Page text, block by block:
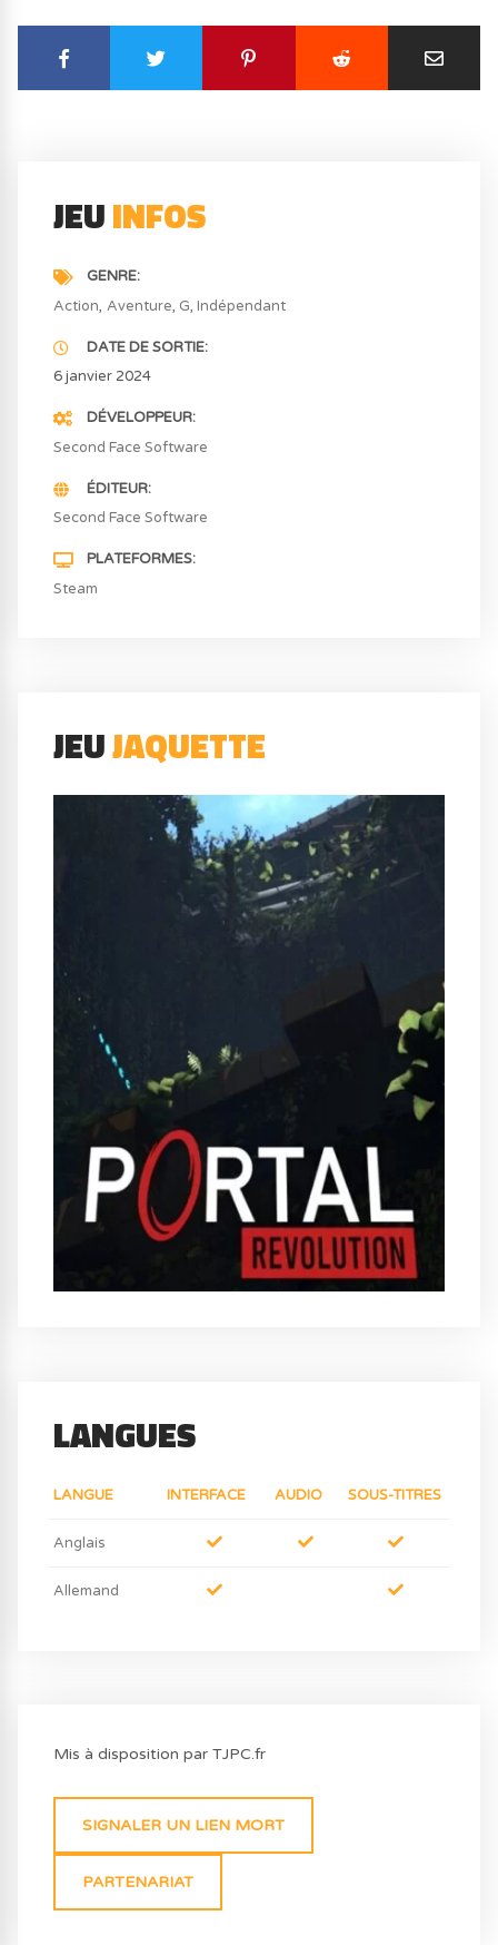
JEUINFOS
GENRE
Action Aventure G Indépendant
DATE DE SORTIE
6 janvier 2024
DÉVELOPPEUR
Second Face Software
ÉDITEUR
Second Face Software
PLATEFORMES
Steam
JEUJAQUETTE
LANGUES
LANGUE INTERFACE AUDIO SOUS-TITRES
Anglais
Allemand
Mis à disposition par TJPC.fr
SIGNALER UN LIEN MORT
PARTENARIAT